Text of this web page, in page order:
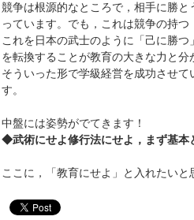
競争は根源的なところで，相手に勝
っています。でも，これは競争の持つ
これを日本の武士のように「己に勝
を転換することが教育の大きな力と分
そういった形で学級経営を成功させ
す。
中盤には姿勢がでてきます！
◆武術にせよ修行法にせよ，まず基本
ここに，「教育にせよ」と入れたいと